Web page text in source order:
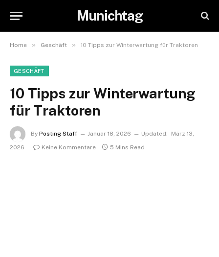
Munichtag
Home » Geschäft » 10 Tipps zur Winterwartung für Traktoren
GESCHÄFT
10 Tipps zur Winterwartung
für Traktoren
By Posting Staff Januar 18, 2026 Updated:
März 13,
2026
Keine Kommentare 5 Mins Read